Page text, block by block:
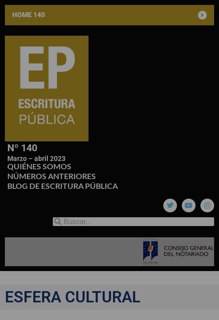
HOME 140
Nº 140
Marzo – abril 2023
QUIÉNES SOMOS
NÚMEROS ANTERIORES
BLOG DE ESCRITURA PÚBLICA
ESFERA CULTURAL